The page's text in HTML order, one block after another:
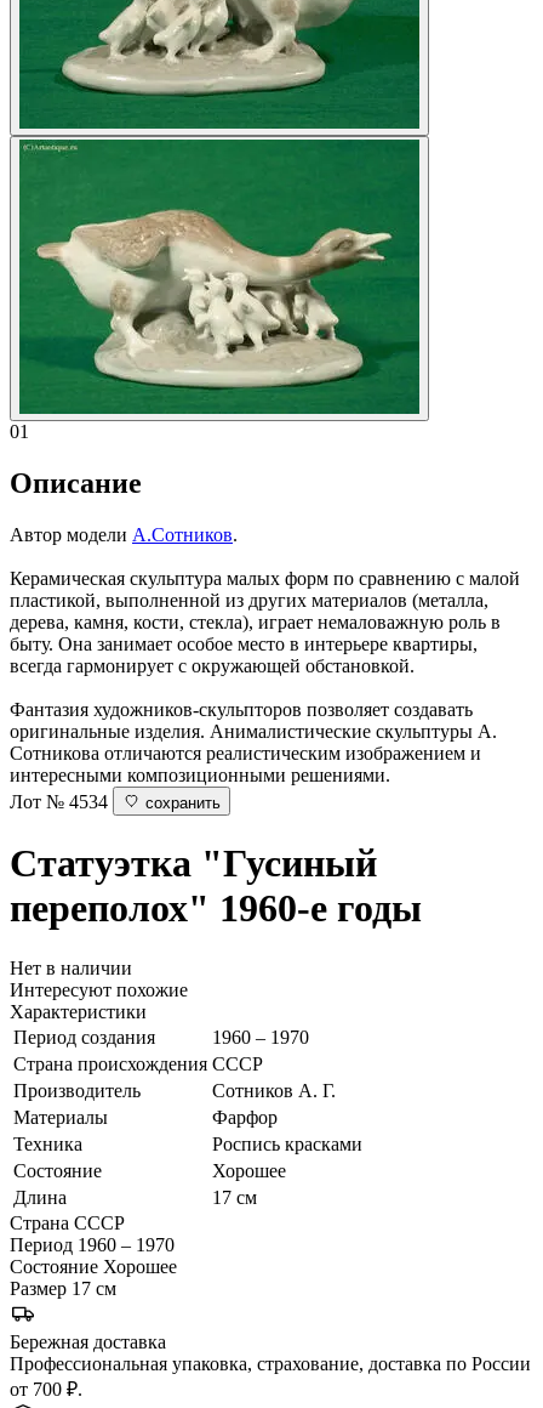
01
Описание
Автор модели А.Сотников.
Керамическая скульптура малых форм по сравнению с малой
пластикой, выполненной из других материалов (металла,
дерева, камня, кости, стекла), играет немаловажную роль в
быту. Она занимает особое место в интерьере квартиры,
всегда гармонирует с окружающей обстановкой.
Фантазия художников-скульпторов позволяет создавать
оригинальные изделия. Анималистические скульптуры А.
Сотникова отличаются реалистическим изображением и
интересными композиционными решениями.
Лот № 4534
сохранить
Статуэтка "Гусиный
переполох" 1960-е годы
Нет в наличии
Интересуют похожие
Характеристики
Период создания
1960 – 1970
Страна происхождения СССР
Производитель
Сотников А. Г.
Материалы
Фарфор
Техника
Роспись красками
Состояние
Хорошее
Длина
17 см
Страна СССР
Период 1960 – 1970
Состояние Хорошее
Размер 17 см
Бережная доставка
Профессиональная упаковка, страхование, доставка по России
от 700 ₽.